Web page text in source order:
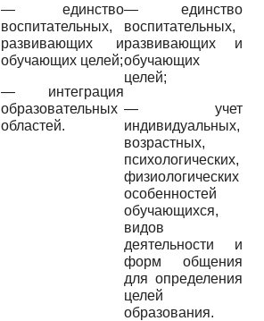
— единство
воспитательных,
развивающих и
обучающих целей;
— интеграция
образовательных
областей.
— единство
воспитательных,
развивающих и
обучающих
целей;
— учет
индивидуальных,
возрастных,
психологических,
физиологических
особенностей
обучающихся,
видов
деятельности и
форм общения
для определения
целей
образования.